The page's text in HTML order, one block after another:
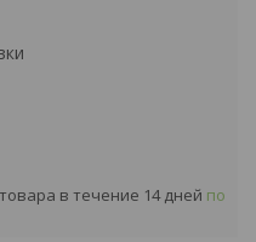
в течение 14 дней по